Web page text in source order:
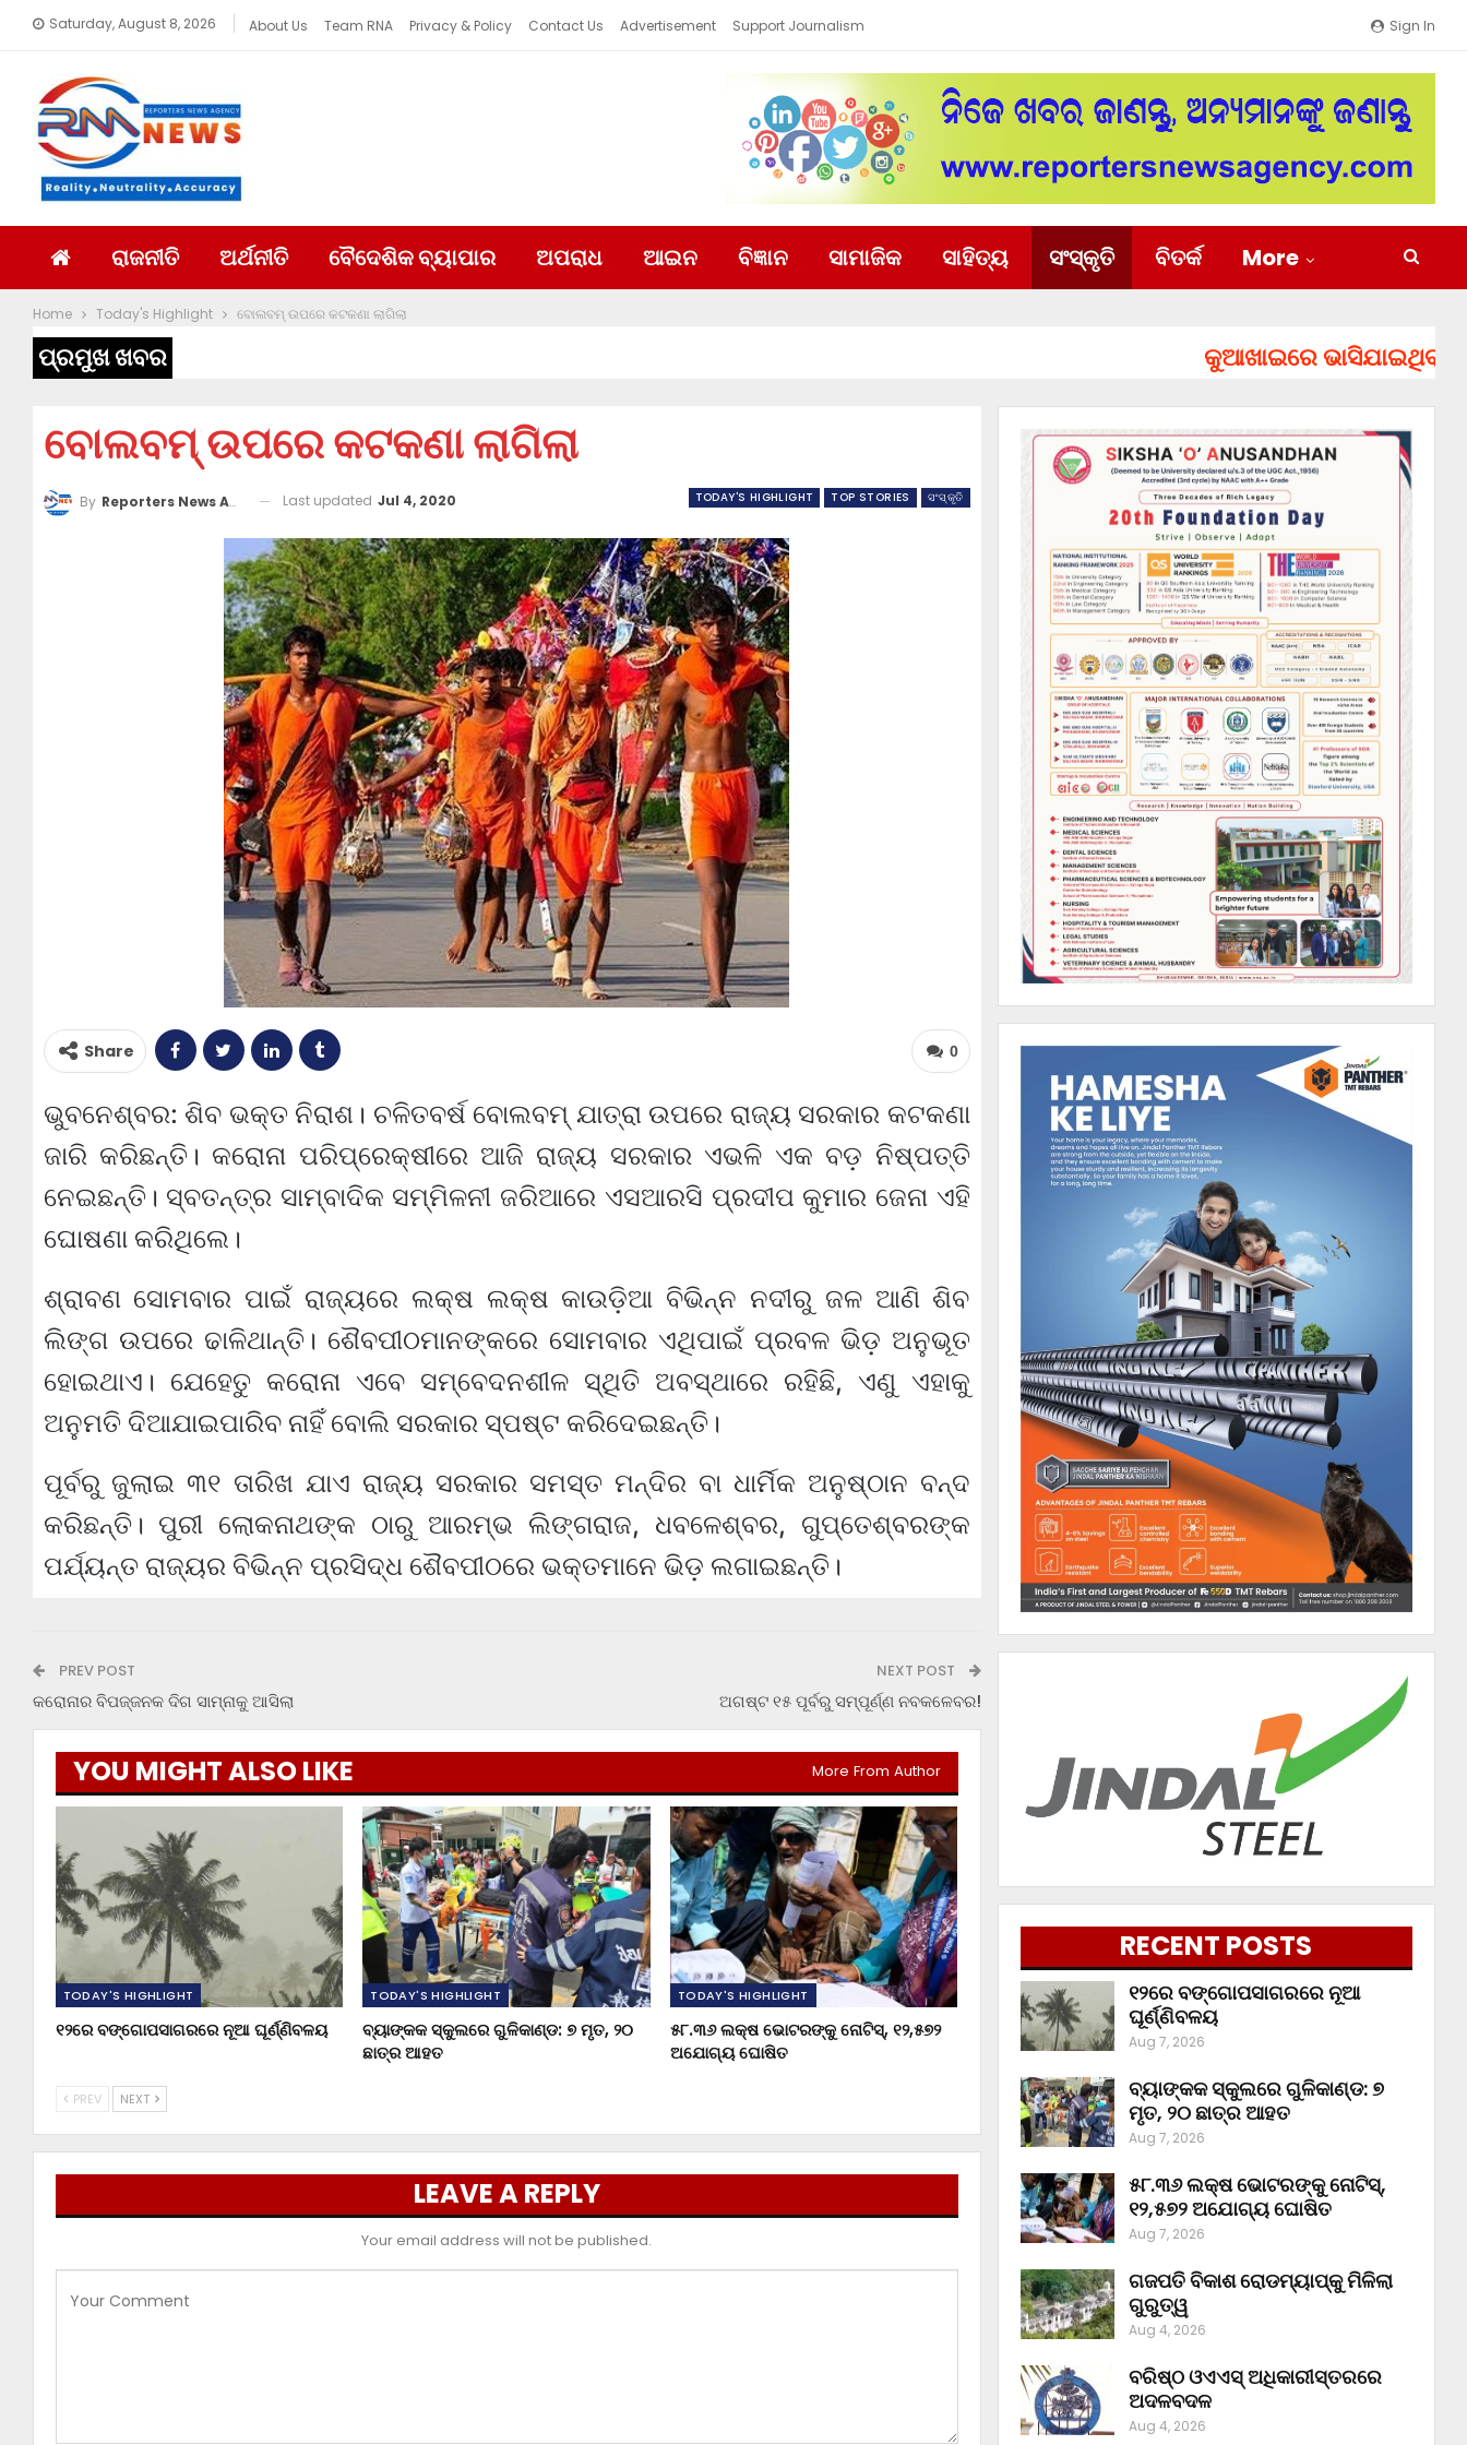
Sign In
Saturday, August 8, 2026 About Us Team RNA Privacy & Policy Contact Us Advertisement Support Journalism
ରାଜନୀତି ଅର୍ଥନୀତି ବୈଦେଶିକ ବ୍ୟାପାର ଅପରାଧ ଆଇନ ବିଜ୍ଞାନ ସାମାଜିକ ସାହିତ୍ୟ ସଂସ୍କୃତି ବିତର୍କ More
Home Today's Highlight ବୋଲବମ୍ ଉପରେ କଟକଣା ଲାଗିଲା
ପ୍ରମୁଖ ଖବର କୁଆଖାଇରେ ଭାସିଯାଇଥିବା ୨
ବୋଲବମ୍ ଉପରେ କଟକଣା ଲାଗିଲା
TODAY'S HIGHLIGHT TOP STORIES ସଂସ୍କୃତି
By Reporters News Agency Last updated Jul 4, 2020
0
Share
ଭୁବନେଶ୍ବର: ଶିବ ଭକ୍ତ ନିରାଶ। ଚଳିତବର୍ଷ ବୋଲବମ୍ ଯାତ୍ରା ଉପରେ ରାଜ୍ୟ ସରକାର କଟକଣା
ଜାରି କରିଛନ୍ତି। କରୋନା ପରିପ୍ରେକ୍ଷୀରେ ଆଜି ରାଜ୍ୟ ସରକାର ଏଭଳି ଏକ ବଡ଼ ନିଷ୍ପତ୍ତି
ନେଇଛନ୍ତି। ସ୍ବତନ୍ତ୍ର ସାମ୍ବାଦିକ ସମ୍ମିଳନୀ ଜରିଆରେ ଏସଆରସି ପ୍ରଦୀପ କୁମାର ଜେନା ଏହି
ଘୋଷଣା କରିଥିଲେ।
ଶ୍ରାବଣ ସୋମବାର ପାଇଁ ରାଜ୍ୟରେ ଲକ୍ଷ ଲକ୍ଷ କାଉଡ଼ିଆ ବିଭିନ୍ନ ନଦୀରୁ ଜଳ ଆଣି ଶିବ
ଲିଙ୍ଗ ଉପରେ ଢାଳିଥାନ୍ତି। ଶୈବପୀଠମାନଙ୍କରେ ସୋମବାର ଏଥିପାଇଁ ପ୍ରବଳ ଭିଡ଼ ଅନୁଭୂତ
ହୋଇଥାଏ। ଯେହେତୁ କରୋନା ଏବେ ସମ୍ବେଦନଶୀଳ ସ୍ଥିତି ଅବସ୍ଥାରେ ରହିଛି, ଏଣୁ ଏହାକୁ
ଅନୁମତି ଦିଆଯାଇପାରିବ ନାହିଁ ବୋଲି ସରକାର ସ୍ପଷ୍ଟ କରିଦେଇଛନ୍ତି।
ପୂର୍ବରୁ ଜୁଲାଇ ୩୧ ତାରିଖ ଯାଏ ରାଜ୍ୟ ସରକାର ସମସ୍ତ ମନ୍ଦିର ବା ଧାର୍ମିକ ଅନୁଷ୍ଠାନ ବନ୍ଦ
କରିଛନ୍ତି। ପୁରୀ ଲୋକନାଥଙ୍କ ଠାରୁ ଆରମ୍ଭ ଲିଙ୍ଗରାଜ, ଧବଳେଶ୍ବର, ଗୁପ୍ତେଶ୍ବରଙ୍କ
ପର୍ଯ୍ୟନ୍ତ ରାଜ୍ୟର ବିଭିନ୍ନ ପ୍ରସିଦ୍ଧ ଶୈବପୀଠରେ ଭକ୍ତମାନେ ଭିଡ଼ ଲଗାଇଛନ୍ତି।
PREV POST
କରୋନାର ବିପଜ୍ଜନକ ଦିଗ ସାମ୍ନାକୁ ଆସିଲା
NEXT POST
ଅଗଷ୍ଟ ୧୫ ପୂର୍ବରୁ ସମ୍ପୂର୍ଣ୍ଣ ନବକଳେବର!
YOU MIGHT ALSO LIKE More From Author
TODAY'S HIGHLIGHT
୧୨ରେ ବଙ୍ଗୋପସାଗରରେ ନୂଆ ଘୂର୍ଣ୍ଣିବଳୟ
TODAY'S HIGHLIGHT
ବ୍ୟାଙ୍କକ ସ୍କୁଲରେ ଗୁଳିକାଣ୍ଡ: ୭ ମୃତ, ୨୦
ଛାତ୍ର ଆହତ
TODAY'S HIGHLIGHT
୫୮.୩୬ ଲକ୍ଷ ଭୋଟରଙ୍କୁ ନୋଟିସ୍‌, ୧୨,୫୭୨
ଅଯୋଗ୍ୟ ଘୋଷିତ
PREV NEXT
LEAVE A REPLY
Your email address will not be published.
RECENT POSTS
୧୨ରେ ବଙ୍ଗୋପସାଗରରେ ନୂଆ
ଘୂର୍ଣ୍ଣିବଳୟ
Aug 7, 2026
ବ୍ୟାଙ୍କକ ସ୍କୁଲରେ ଗୁଳିକାଣ୍ଡ: ୭
ମୃତ, ୨୦ ଛାତ୍ର ଆହତ
Aug 7, 2026
୫୮.୩୬ ଲକ୍ଷ ଭୋଟରଙ୍କୁ ନୋଟିସ୍‌,
୧୨,୫୭୨ ଅଯୋଗ୍ୟ ଘୋଷିତ
Aug 7, 2026
ଗଜପତି ବିକାଶ ରୋଡମ୍ୟାପ୍‌କୁ ମିଳିଲା
ଗୁରୁତ୍ୱ
Aug 4, 2026
ବରିଷ୍ଠ ଓଏଏସ୍‌ ଅଧିକାରୀସ୍ତରରେ
ଅଦଳବଦଳ
Aug 4, 2026